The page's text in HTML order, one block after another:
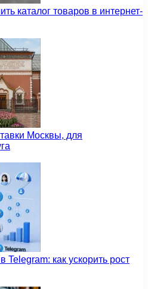
каталог товаров в интернет-
Москвы, для
Telegram: как ускорить рост